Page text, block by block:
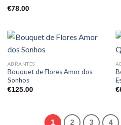
Avaliação
€78.00
ABRANTES
Bouquet de Flores Amor dos
Sonhos
€125.00 €
1 2 3 4